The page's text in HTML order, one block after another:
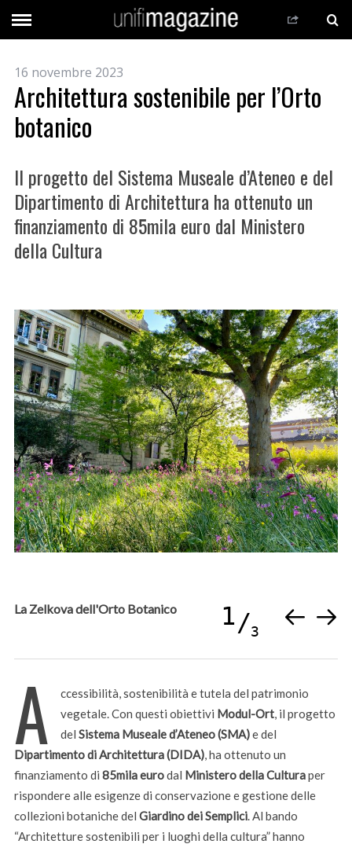
16 novembre 2023
Architettura sostenibile per l’Orto
botanico
Il progetto del Sistema Museale d’Ateneo e del
Dipartimento di Architettura ha ottenuto un
finanziamento di 85mila euro dal Ministero
della Cultura
La Zelkova dell'Orto Botanico 1
3
A
ccessibilità, sostenibilità e tutela del patrimonio
vegetale. Con questi obiettivi Modul-Ort, il progetto
del Sistema Museale d’Ateneo (SMA)e del
Dipartimento di Architettura (DIDA), ha ottenuto un
finanziamento di 85mila eurodal Ministero della Culturaper
rispondere alle esigenze di conservazione e gestione delle
collezioni botaniche del Giardino dei Semplici. Al bando
“Architetture sostenibili per i luoghi della cultura” hanno